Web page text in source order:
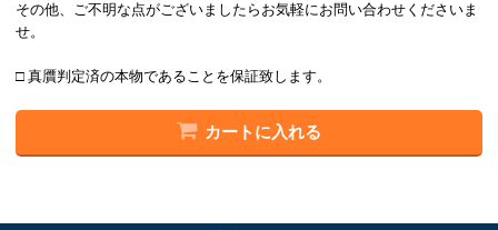
その他、ご不明な点がございましたらお気軽にお問い合わせくださいま
せ。
□ 真贋判定済の本物であることを保証致します。
カートに入れる